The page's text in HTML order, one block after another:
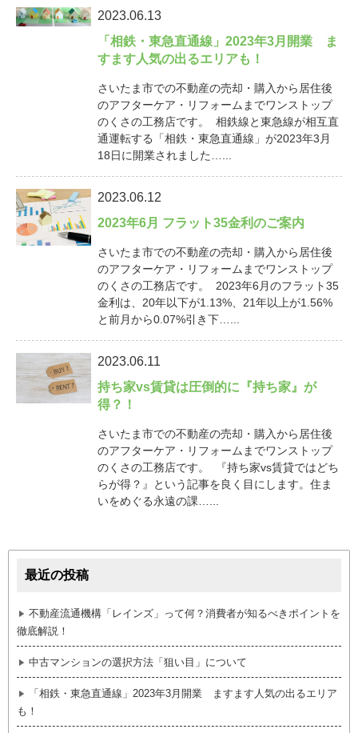
2023.06.13
「相鉄・東急直通線」2023年3月開業 ま
すます人気の出るエリアも！
さいたま市での不動産の売却・購入から居住後
のアフターケア・リフォームまでワンストップ
のくさの工務店です。 相鉄線と東急線が相互直
通運転する「相鉄・東急直通線」が2023年3月
18日に開業されました…...
2023.06.12
2023年6月 フラット35金利のご案内
さいたま市での不動産の売却・購入から居住後
のアフターケア・リフォームまでワンストップ
のくさの工務店です。 2023年6月のフラット35
金利は、20年以下が1.13%、21年以上が1.56%
と前月から0.07%引き下…...
2023.06.11
持ち家vs賃貸は圧倒的に『持ち家』が
得？！
さいたま市での不動産の売却・購入から居住後
のアフターケア・リフォームまでワンストップ
のくさの工務店です。 『持ち家vs賃貸ではどち
らが得？』という記事を良く目にします。住ま
いをめぐる永遠の課…...
最近の投稿
不動産流通機構「レインズ」って何？消費者が知るべきポイントを
徹底解説！
中古マンションの選択方法「狙い目」について
「相鉄・東急直通線」2023年3月開業 ますます人気の出るエリア
も！